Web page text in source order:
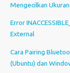
e
b
u
h
b
Mengecilkan
Error
External
Cara Pairing
(Ubuntu) dan